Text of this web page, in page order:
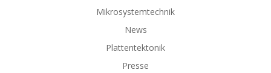
Mikrosystemtechnik
News
Plattentektonik
Presse